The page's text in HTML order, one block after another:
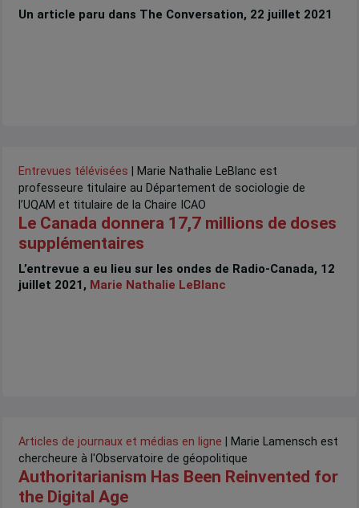
Un article paru dans The Conversation, 22 juillet 2021
Entrevues télévisées | Marie Nathalie LeBlanc est
professeure titulaire au Département de sociologie de
l’UQAM et titulaire de la Chaire ICAO
Le Canada donnera 17,7 millions de doses
supplémentaires
L’entrevue a eu lieu sur les ondes de Radio-Canada, 12
juillet 2021, Marie Nathalie LeBlanc
Articles de journaux et médias en ligne | Marie Lamensch est
chercheure à l'Observatoire de géopolitique
Authoritarianism Has Been Reinvented for
the Digital Age